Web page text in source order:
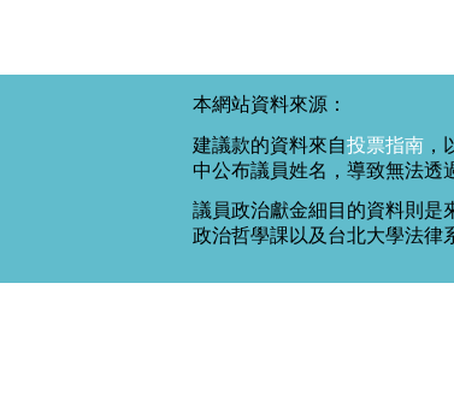
本網站資料來源：
建議款的資料來自投票指南
中公布議員姓名，導致無法透
議員政治獻金細目的資料則是
政治哲學課以及台北大學法律